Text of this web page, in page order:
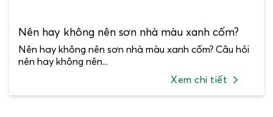
Nên hay không nên sơn nhà màu xanh cốm?
Nên hay không nên sơn nhà màu xanh cốm? Câu hỏi
nên hay không nên...
Xem chi tiết